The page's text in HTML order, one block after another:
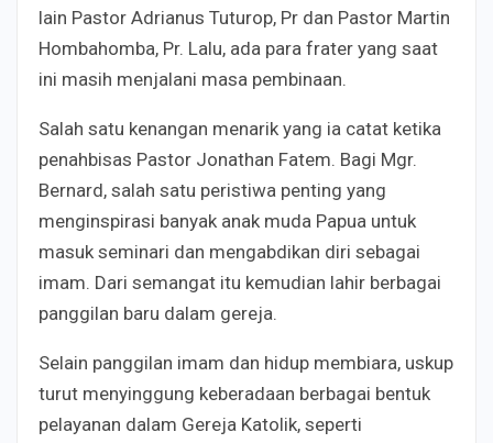
lain Pastor Adrianus Tuturop, Pr dan Pastor Martin
Hombahomba, Pr. Lalu, ada para frater yang saat
ini masih menjalani masa pembinaan.
Salah satu kenangan menarik yang ia catat ketika
penahbisas Pastor Jonathan Fatem. Bagi Mgr.
Bernard, salah satu peristiwa penting yang
menginspirasi banyak anak muda Papua untuk
masuk seminari dan mengabdikan diri sebagai
imam. Dari semangat itu kemudian lahir berbagai
panggilan baru dalam gereja.
Selain panggilan imam dan hidup membiara, uskup
turut menyinggung keberadaan berbagai bentuk
pelayanan dalam Gereja Katolik, seperti